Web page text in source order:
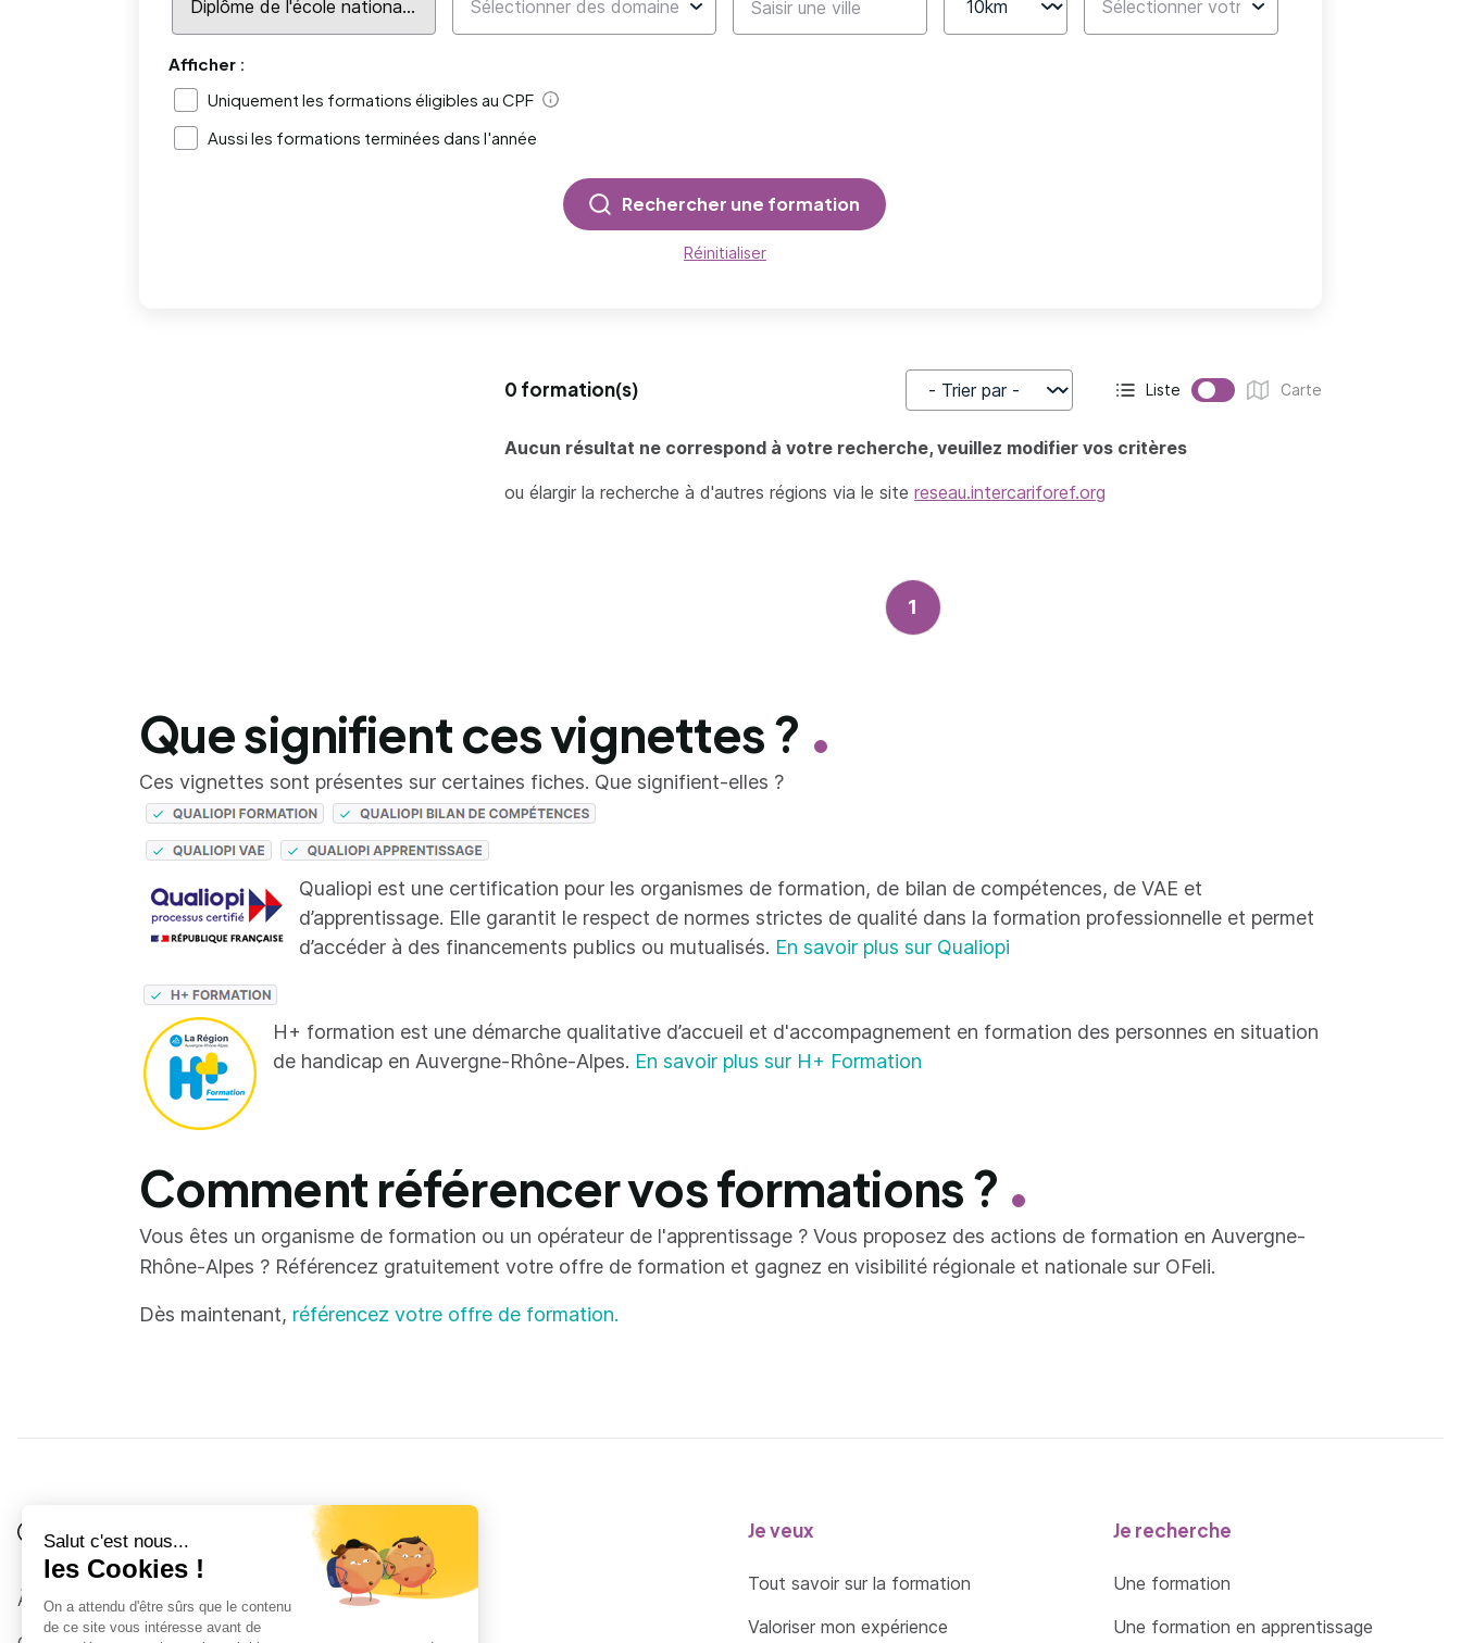
Afficher :
Uniquement les formations éligibles au CPF
Aide
Aussi les formations terminées dans l'année
Rechercher une formation
Réinitialiser
0 formation(s)
Trier par Affichage actif :
Liste
Affichage :
Carte
Aucun résultat ne correspond à votre recherche, veuillez modifier vos critères
ou élargir la recherche à d'autres régions via le site reseau.intercariforef.org
1
Que signifient ces vignettes ?
Ces vignettes sont présentes sur certaines fiches. Que signifient-elles ?
Qualiopi est une certification pour les organismes de formation, de bilan de compétences, de VAE et
d’apprentissage. Elle garantit le respect de normes strictes de qualité dans la formation professionnelle et permet
d’accéder à des financements publics ou mutualisés. En savoir plus sur Qualiopi
H+ formation est une démarche qualitative d’accueil et d'accompagnement en formation des personnes en situation
de handicap en Auvergne-Rhône-Alpes. En savoir plus sur H+ Formation
Comment référencer vos formations ?
Vous êtes un organisme de formation ou un opérateur de l'apprentissage ? Vous proposez des actions de formation en Auvergne-
Rhône-Alpes ? Référencez gratuitement votre offre de formation et gagnez en visibilité régionale et nationale sur OFeli.
Dès maintenant, référencez votre offre de formation.
Côté Formations
À propos
Je suis
Au collège
Je veux
Tout savoir sur la formation
Valoriser mon expérience
Je recherche
Une formation
Une formation en apprentissage